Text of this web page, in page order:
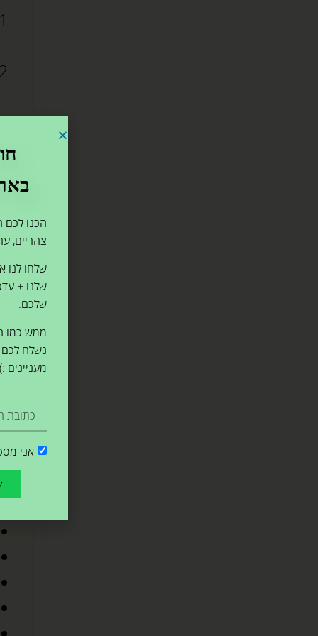
הכנו לכם
צהריים,
שלחו לנו
שלנו +
שלכם.
ממש כמו
נשלח
מעניינים :)
אני